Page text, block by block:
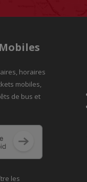
horaires
mobiles,
de bus et
les